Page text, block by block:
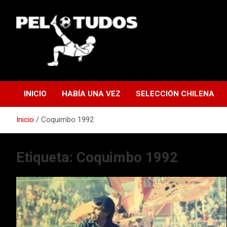
contenido
INICIO HABÍA UNA VEZ SELECCIÓN CHILENA
Inicio Coquimbo 1992
Etiqueta: Coquimbo 1992